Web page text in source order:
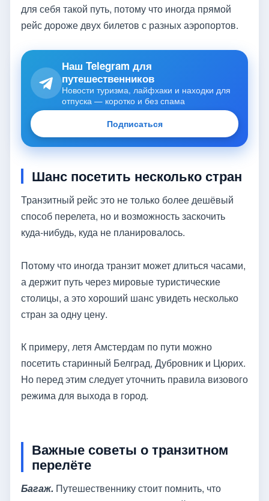
для себя такой путь, потому что иногда прямой
рейс дороже двух билетов с разных аэропортов.
Наш Telegram для
путешественников
Новости туризма, лайфхаки и находки для
отпуска — коротко и без спама
Подписаться
Шанс посетить несколько стран
Транзитный рейс это не только более дешёвый
способ перелета, но и возможность заскочить
куда-нибудь, куда не планировалось.
Потому что иногда транзит может длиться часами,
а держит путь через мировые туристические
столицы, а это хороший шанс увидеть несколько
стран за одну цену.
К примеру, летя Амстердам по пути можно
посетить старинный Белград, Дубровник и Цюрих.
Но перед этим следует уточнить правила визового
режима для выхода в город.
Важные советы о транзитном
перелёте
Багаж. Путешественнику стоит помнить, что